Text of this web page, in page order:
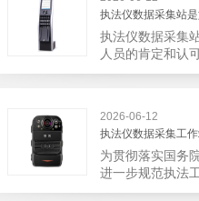
大体只有两个，
其二，安装安检
宁市第二医院刚
刀具和一把管制
装安检门可以缓
执法仪数据采集站
执法仪数据采集
人员的肯定和认
剑。 执法仪数据
备能自动读取目
备具有断点续传
已经上传或下载
分，而没有必要
高速度。再者待
2026-06-12
执法仪数据采集工
为贯彻落实国务
进一步规范执法
深入推进执法队